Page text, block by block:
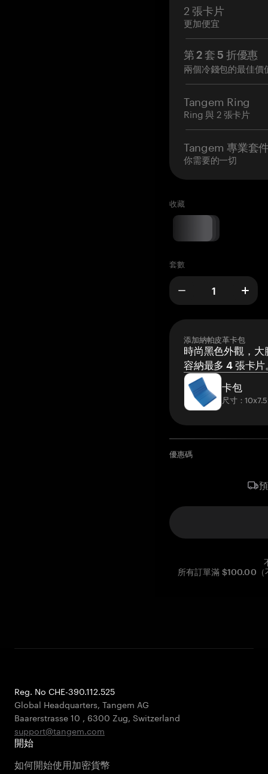
2 張卡片
更加便宜
第 2 套 5 折優惠
兩個冷錢包的最佳價
Tangem Ring
Ring 與 2 張卡片
Tangem 專業套
你需要的一切
收藏
套數
添加納帕皮革卡包
時尚黑色外觀，大
容納最多 4 張卡片
卡包
尺寸：
優惠碼
所有訂單滿 $100.00（
Reg. No CHE-390.112.525
Global Headquarters, Tangem AG
Baarerstrasse 10 , 6300 Zug, Switzerland
support@tangem.com
開始
如何開始使用加密貨幣